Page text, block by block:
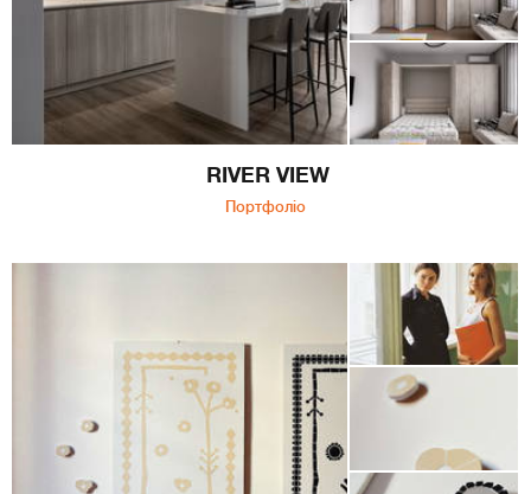
RIVER VIEW
Портфоліо